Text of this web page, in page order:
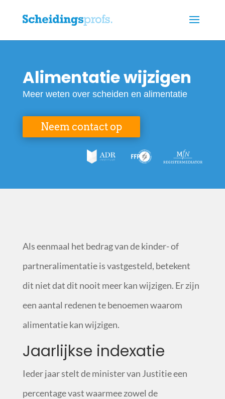
Alimentatie wijzigen
Meer weten over scheiden en alimentatie
Neem contact op
Als eenmaal het bedrag van de kinder- of
partneralimentatie is vastgesteld, betekent
dit niet dat dit nooit meer kan wijzigen. Er zijn
een aantal redenen te benoemen waarom
alimentatie kan wijzigen.
Jaarlijkse indexatie
Ieder jaar stelt de minister van Justitie een
percentage vast waarmee zowel de